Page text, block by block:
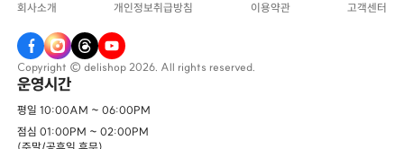
회사소개 개인정보취급방침 이용약관 고객센터
Copyright © delishop 2026. All rights reserved.
운영시간
평일 10:00AM ~ 06:00PM
점심 01:00PM ~ 02:00PM